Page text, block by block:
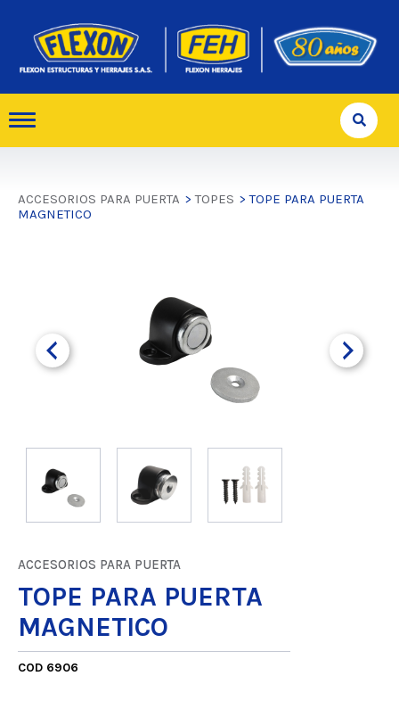
ACCESORIOS PARA PUERTA >TOPES > TOPE PARA PUERTA
MAGNETICO
ACCESORIOS PARA PUERTA
TOPE PARA PUERTA
MAGNETICO
COD 6906